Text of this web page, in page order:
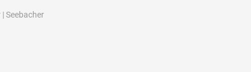
| Seebacher